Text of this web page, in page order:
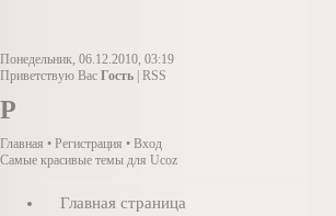
Понедельник, 06.12.2010, 03:19
Приветствую Вас Гость RSS
Р
Главная • Регистрация • Вход
Самые красивые темы для Ucoz
Главная страница